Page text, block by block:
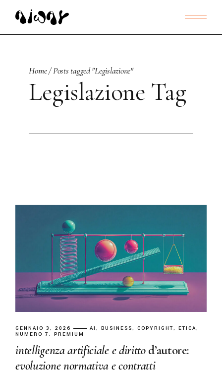
content
Home Posts tagged "Legislazione"
Legislazione Tag
GENNAIO 3, 2026 AI BUSINESS COPYRIGHT
ETICA
NUMERO 7
PREMIUM
intelligenzaartificiale edirittod’autore:
evoluzionenormativa econtratti